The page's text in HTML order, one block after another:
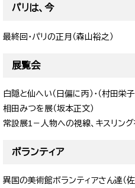
パリは、今
最終回・パリの正月（森山裕之）
展覧会
白隠と仙へい（日偏に丙）・（村田栄子
相田みつを展（坂本正文）
常設展1－人物への視線、キスリング
ボランティア
異国の美術館ボランティアさん達（佐